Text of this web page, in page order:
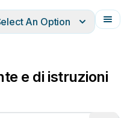
Français
An Option
e di istruzioni